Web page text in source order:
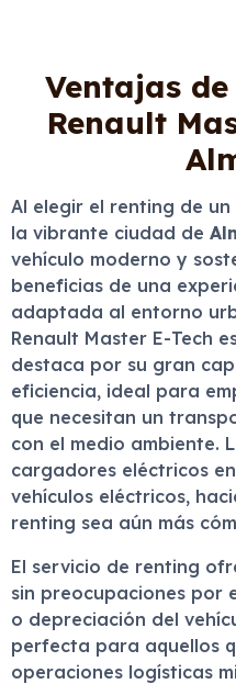
Ventajas
Renault
Al elegir el renting de un
la vibrante ciudad de
vehículo moderno y
beneficias de una
adaptada al entorno
Renault Master E-Tech
destaca por su gran
eficiencia, ideal para
que necesitan un
con el medio ambiente.
cargadores eléctricos en
vehículos eléctricos,
renting sea aún más
El servicio de renting
sin preocupaciones por
o depreciación del
perfecta para aquellos
operaciones logísticas